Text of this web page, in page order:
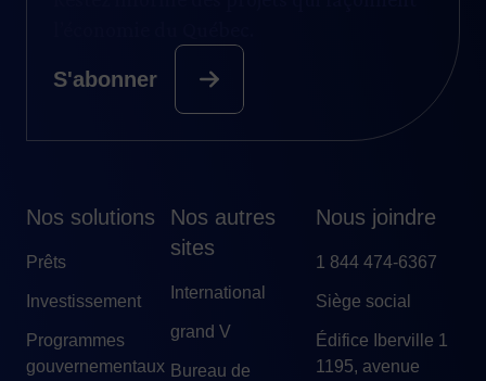
Nos solutions
Prêts
Investissement
Programmes
gouvernementaux
Nos autres
sites
International
grand V
Bureau de
Nous joindre
1 844 474-6367
Siège social
Édifice Iberville 1
1195, avenue
S'abonner